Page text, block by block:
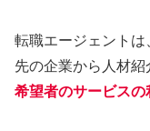
転職エージェント
先の企業から人材紹
希望者のサービス